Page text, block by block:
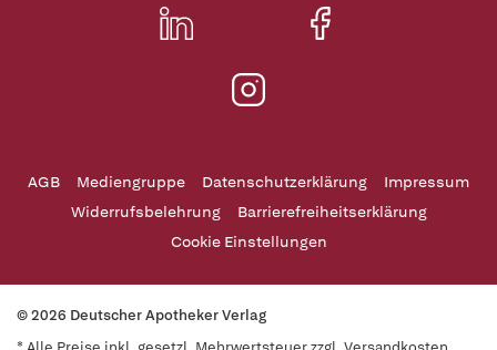
AGB Mediengruppe Datenschutzerklärung
Impressum
Widerrufsbelehrung
Barrierefreiheitserklärung
Cookie Einstellungen
© 2026 Deutscher Apotheker Verlag